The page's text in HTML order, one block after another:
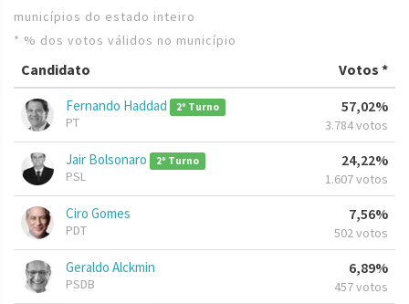
municípios do estado inteiro
* % dos votos válidos no município
Candidato Votos *
Fernando Haddad 2º Turno
PT
57,02%
3.784 votos
Jair Bolsonaro 2º Turno
PSL
24,22%
1.607 votos
Ciro Gomes
PDT
7,56%
502 votos
Geraldo Alckmin
PSDB
6,89%
457 votos